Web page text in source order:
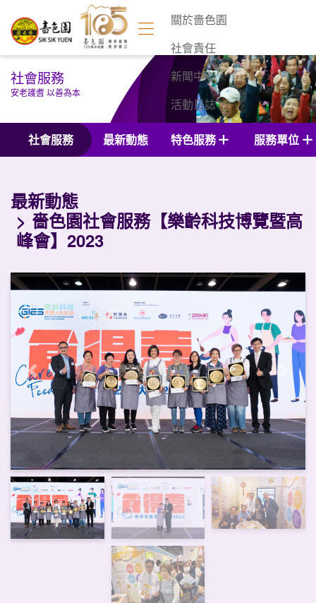
關於嗇色園
社會責任
新聞中心
活動日誌
聯絡我們
社會服務
安老護耆 以善為本
社會服務 最新動態 特色服務 服務單位
最新動態
嗇色園社會服務【樂齡科技博覽暨高
峰會】2023
上一頁 下一頁